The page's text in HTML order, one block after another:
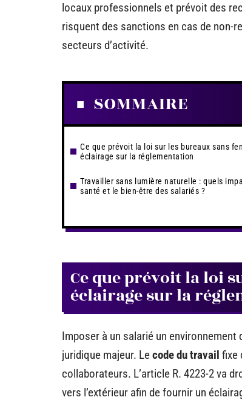
locaux professionnels et prévoit des
risquent des sanctions en cas de non-
secteurs d’activité.
SOMMAIRE
Ce que prévoit la loi sur les bureaux sans
éclairage sur la réglementation
Travailler sans lumière naturelle : quels
santé et le bien-être des salariés ?
Ce que prévoit la loi
éclairage sur la
Imposer à un salarié un environnement
juridique majeur. Lecode du travail fixe
collaborateurs. L’article R. 4223-2 va
vers l’extérieur afin de fournir un